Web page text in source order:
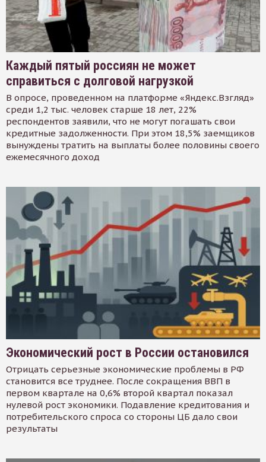
Каждый пятый россиян не может
справиться с долговой нагрузкой
В опросе, проведенном на платформе «Яндекс.Взгляд»
среди 1,2 тыс. человек старше 18 лет, 22%
респондентов заявили, что не могут погашать свои
кредитные задолженности. При этом 18,5% заемщиков
вынуждены тратить на выплаты более половины своего
ежемесячного доход
Экономический рост в России остановился
Отрицать серьезные экономические проблемы в РФ
становится все труднее. После сокращения ВВП в
первом квартале на 0,6% второй квартал показал
нулевой рост экономики. Подавление кредитования и
потребительского спроса со стороны ЦБ дало свои
результаты